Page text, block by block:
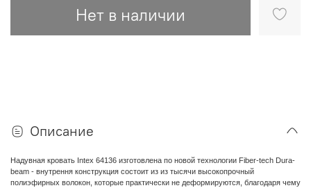
Нет в наличии
Описание
Надувная кровать Intex 64136 изготовлена по новой технологии Fiber-tech Dura-
beam - внутрення конструкция состоит из из тысячи высокопрочный
полиэфирных волокон, которые практически не деформируются, благодаря чему